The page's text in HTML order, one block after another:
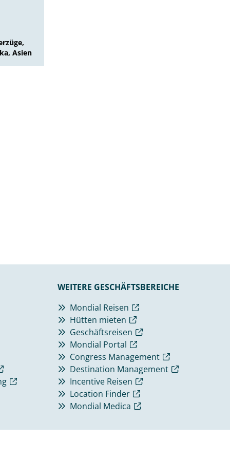
Asien
WEITERE GESCHÄFTSBEREICHE
Mondial Reisen
Hütten mieten
Geschäftsreisen
Mondial Portal
Congress Management
Destination Management
Incentive Reisen
Location Finder
Mondial Medica